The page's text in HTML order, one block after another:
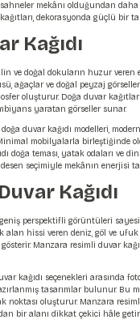
mekânı olduğundan daha
dekorasyonda güçlü bir
Kağıdı
ve doğal dokuların huzur
ağaçlar ve doğal peyzaj
oluşturur. Doğa duvar
yaratan görseller sunar.
doğa duvar kağıdı modelleri,
mobilyalarla birleştiğinde
doğa teması, yatak odaları ve
seçimiyle mekânın enerjisi
Kağıdı
geniş perspektifli görüntüleri
alan hissi veren deniz, göl ve
Manzara resimli duvar
kağıdı seçenekleri arasında
tasarımlar bulunur. Bu
noktası oluşturur. Manzara
bir alanı dikkat çekici hâle